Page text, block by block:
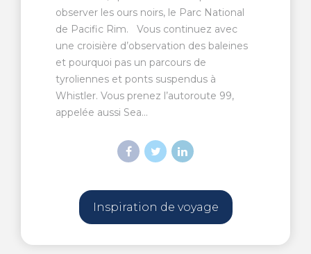
observer les ours noirs, le Parc National
de Pacific Rim. Vous continuez avec
une croisière d’observation des baleines
et pourquoi pas un parcours de
tyroliennes et ponts suspendus à
Whistler. Vous prenez l’autoroute 99,
appelée aussi Sea...
Inspiration de voyage